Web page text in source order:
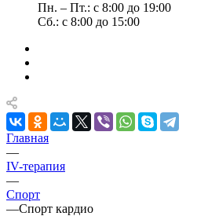
Пн. – Пт.: с 8:00 до 19:00
Сб.: с 8:00 до 15:00
Главная
—
IV-терапия
—
Спорт
—Спорт кардио